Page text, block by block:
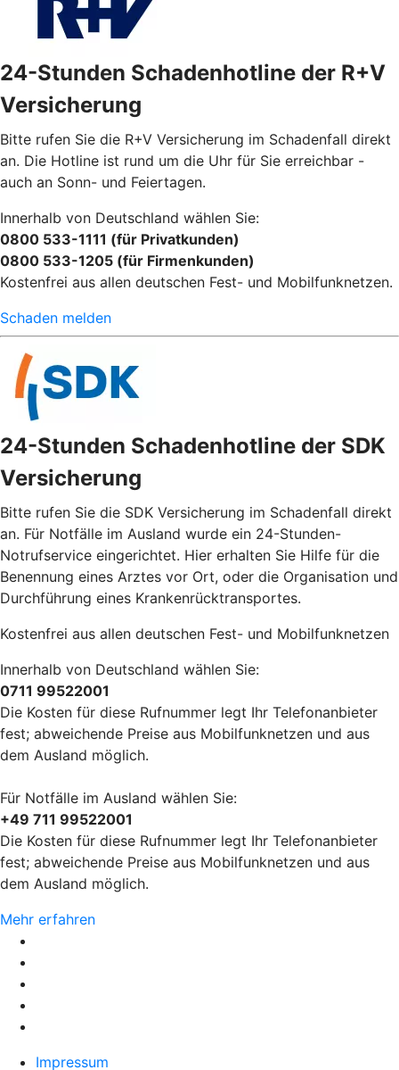
24-Stunden Schadenhotline der R+V
Versicherung
Bitte rufen Sie die R+V Versicherung im Schadenfall direkt
an. Die Hotline ist rund um die Uhr für Sie erreichbar -
auch an Sonn- und Feiertagen.
Innerhalb von Deutschland wählen Sie:
0800 533-1111 (für Privatkunden)
0800 533-1205 (für Firmenkunden)
Kostenfrei aus allen deutschen Fest- und Mobilfunknetzen.
Schaden melden
24-Stunden Schadenhotline der SDK
Versicherung
Bitte rufen Sie die SDK Versicherung im Schadenfall direkt
an. Für Notfälle im Ausland wurde ein 24-Stunden-
Notrufservice eingerichtet. Hier erhalten Sie Hilfe für die
Benennung eines Arztes vor Ort, oder die Organisation und
Durchführung eines Krankenrücktransportes.
Kostenfrei aus allen deutschen Fest- und Mobilfunknetzen
Innerhalb von Deutschland wählen Sie:
0711 99522001
Die Kosten für diese Rufnummer legt Ihr Telefonanbieter
fest; abweichende Preise aus Mobilfunknetzen und aus
dem Ausland möglich.
Für Notfälle im Ausland wählen Sie:
+49 711 99522001
Die Kosten für diese Rufnummer legt Ihr Telefonanbieter
fest; abweichende Preise aus Mobilfunknetzen und aus
dem Ausland möglich.
Mehr erfahren
Impressum